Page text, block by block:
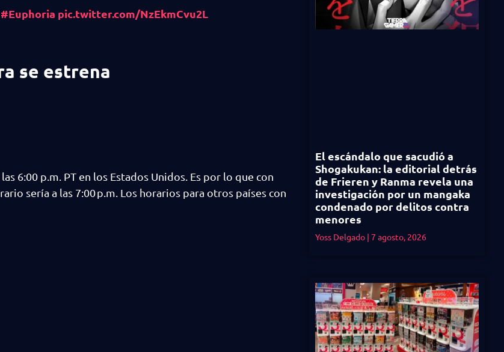
#Euphoria pic.twitter.com/NzEkmCvu2L
se estrena
6:00 p.m. PT en los Estados Unidos. Es por lo que con
sería a las 7:00 p.m. Los horarios para otros países con
El escándalo que sacudió a
Shogakukan: la editorial detrás
de Frieren y Ranma revela una
investigación por un mangaka
condenado por delitos contra
menores
Yoss Delgado 7 agosto, 2026